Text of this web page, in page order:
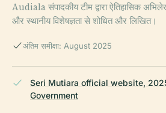
Audiala संपादकीय टीम द्वारा ऐतिहासिक
और स्थानीय विशेषज्ञता से शोधित और लिखित।
अंतिम समीक्षा: August 2025
Seri Mutiara official website,
Government